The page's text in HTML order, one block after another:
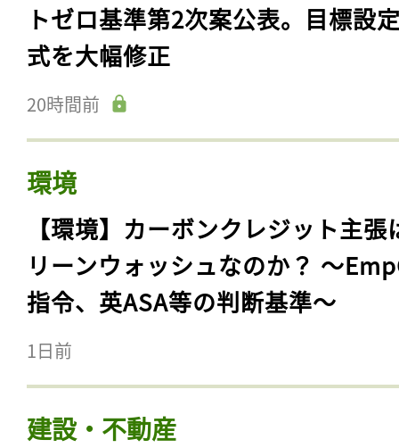
トゼロ基準第2次案公表。目標設
式を大幅修正
20時間前
環境
【環境】カーボンクレジット主張
リーンウォッシュなのか？ 〜
指令、英ASA等の判断基準〜
1日前
建設・不動産